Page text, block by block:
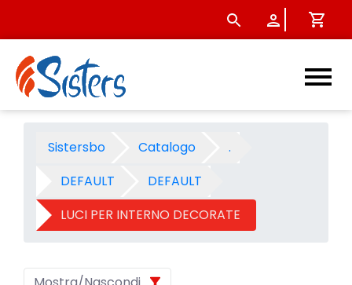
LUCI PER INTERNO
Sistersbo Catalogo
.
DEFAULT
DEFAULT
LUCI PER INTERNO DECORATE